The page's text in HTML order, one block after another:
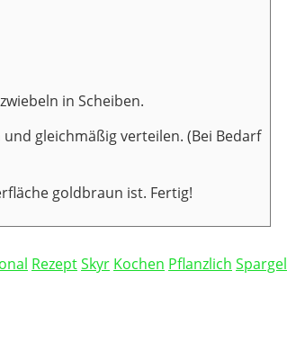
in Scheiben.
gleichmäßig verteilen. (Bei Bedarf
goldbraun ist. Fertig!
RezeptSkyr Kochen Pflanzlich Spargel